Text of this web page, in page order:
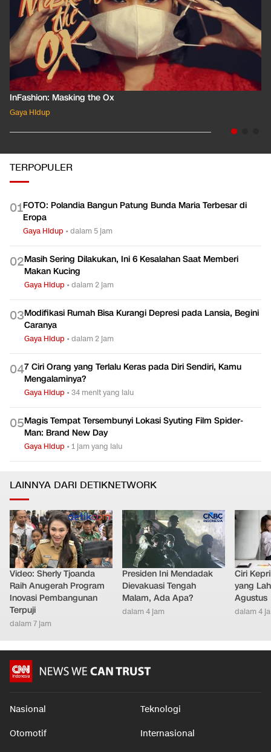
InFashion: Masking the Ox
Gaya Hidup
TERPOPULER
01FOTO: Polandia Bangun Patung Bunda Maria Terbesar di
Eropa
Gaya Hidup •dalam 5 jam
02Masih Sering Dilakukan, Ini 6 Kesalahan Saat Memberi
Makan Kucing
Gaya Hidup •dalam 2 jam
03Modifikasi Rumah Bisa Kurangi Depresi pada Lansia, Begini
Caranya
Gaya Hidup •dalam 2 jam
047 Ciri Orang yang Terlalu Keras pada Diri Sendiri, Kamu
Mengalaminya?
Gaya Hidup •34 menit yang lalu
05Magis Tempat Tersembunyi Lokasi Syuting Film Spider-
Man: Brand New Day
Gaya Hidup •1 jam yang lalu
LAINNYA DARI DETIKNETWORK
Video: Sherly Tjoanda
Raih Anugerah Program
Inovasi Pembangunan
Terpuji
dalam 7 jam
Presiden Ini Mendadak
Dievakuasi Tengah
Malam, Ada Apa?
dalam 4 jam
Ciri
yang
Agustus
dalam 4
Nasional Teknologi
Otomotif Internasional